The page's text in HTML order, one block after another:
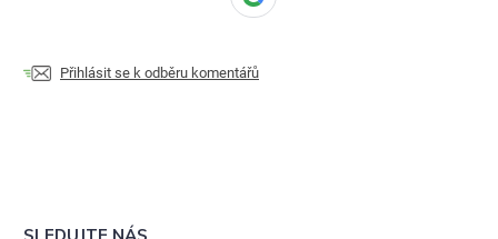
Přihlásit se k odběru komentářů